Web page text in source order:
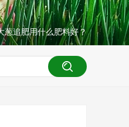
葱追肥用什么肥料好？